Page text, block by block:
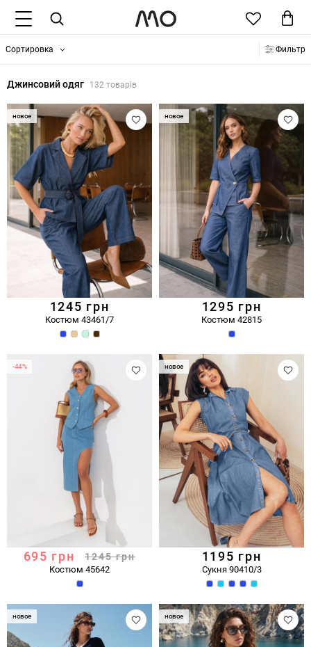
Сортировка Фильтр
Джинсовий одяг 132 товарів
новое
1245 грн
Костюм 43461/7
новое
1295 грн
Костюм 42815
-44%
695 грн 1245 грн
Костюм 45642
новое
1195 грн
Сукня 90410/3
новое новое